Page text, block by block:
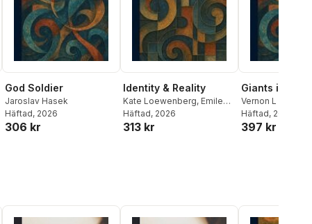
God Soldier
Jaroslav Hasek
Häftad, 2026
306 kr
Identity & Reality
Kate Loewenberg, Emile
Meyerson
Häftad, 2026
313 kr
Giants in the
Vernon L
Rolvaag
Häftad, 2026
397 kr